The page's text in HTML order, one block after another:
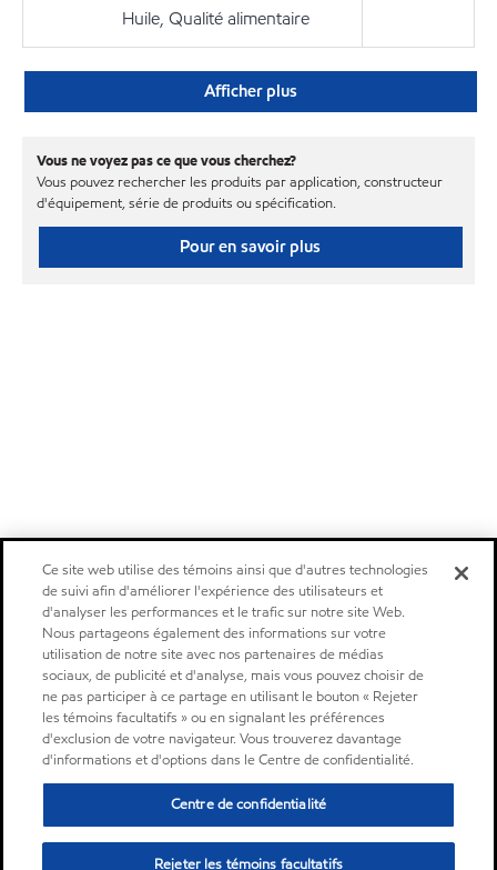
Huile, Qualité alimentaire
Afficher plus
Vous ne voyez pas ce que vous cherchez?
Vous pouvez rechercher les produits par application, constructeur
d'équipement, série de produits ou spécification.
Pour en savoir plus
Ce site web utilise des témoins ainsi que d'autres technologies
de suivi afin d'améliorer l'expérience des utilisateurs et
d'analyser les performances et le trafic sur notre site Web.
Nous partageons également des informations sur votre
utilisation de notre site avec nos partenaires de médias
sociaux, de publicité et d'analyse, mais vous pouvez choisir de
ne pas participer à ce partage en utilisant le bouton « Rejeter
les témoins facultatifs » ou en signalant les préférences
d'exclusion de votre navigateur. Vous trouverez davantage
d'informations et d'options dans le Centre de confidentialité.
Centre de confidentialité
Rejeter les témoins facultatifs